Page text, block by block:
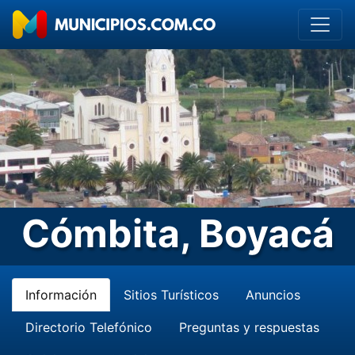
Cómbita, Boyacá
Información Sitios Turísticos Anuncios
Directorio Telefónico Preguntas y respuestas